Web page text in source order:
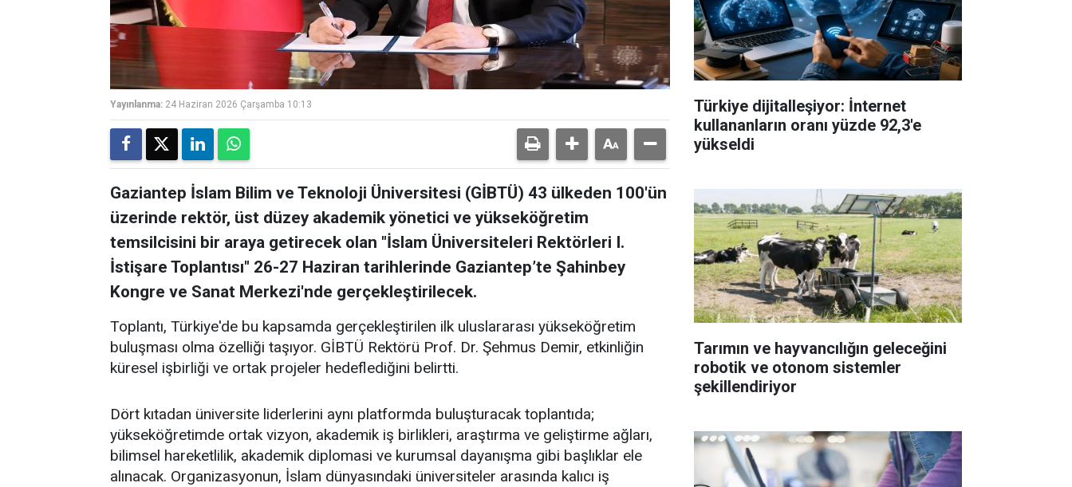
Yayınlanma: 24 Haziran 2026 Çarşamba 10:13
Gaziantep İslam Bilim ve Teknoloji Üniversitesi (GİBTÜ) 43 ülkeden 100'ün
üzerinde rektör, üst düzey akademik yönetici ve yükseköğretim
temsilcisini bir araya getirecek olan "İslam Üniversiteleri Rektörleri I.
İstişare Toplantısı" 26-27 Haziran tarihlerinde Gaziantep’te Şahinbey
Kongre ve Sanat Merkezi'nde gerçekleştirilecek.
Toplantı, Türkiye'de bu kapsamda gerçekleştirilen ilk uluslararası yükseköğretim
buluşması olma özelliği taşıyor. GİBTÜ Rektörü Prof. Dr. Şehmus Demir, etkinliğin
küresel işbirliği ve ortak projeler hedeflediğini belirtti.
Dört kıtadan üniversite liderlerini aynı platformda buluşturacak toplantıda;
yükseköğretimde ortak vizyon, akademik iş birlikleri, araştırma ve geliştirme ağları,
bilimsel hareketlilik, akademik diplomasi ve kurumsal dayanışma gibi başlıklar ele
alınacak. Organizasyonun, İslam dünyasındaki üniversiteler arasında kalıcı iş
Türkiye dijitalleşiyor: İnternet
kullananların oranı yüzde 92,3'e
yükseldi
Tarımın ve hayvancılığın geleceğini
robotik ve otonom sistemler
şekillendiriyor